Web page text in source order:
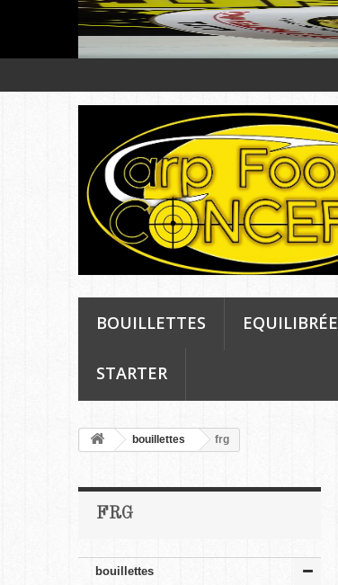
BOUILLETTES EQUILIBRÉE
STARTER
bouillettes frg
FRG
bouillettes